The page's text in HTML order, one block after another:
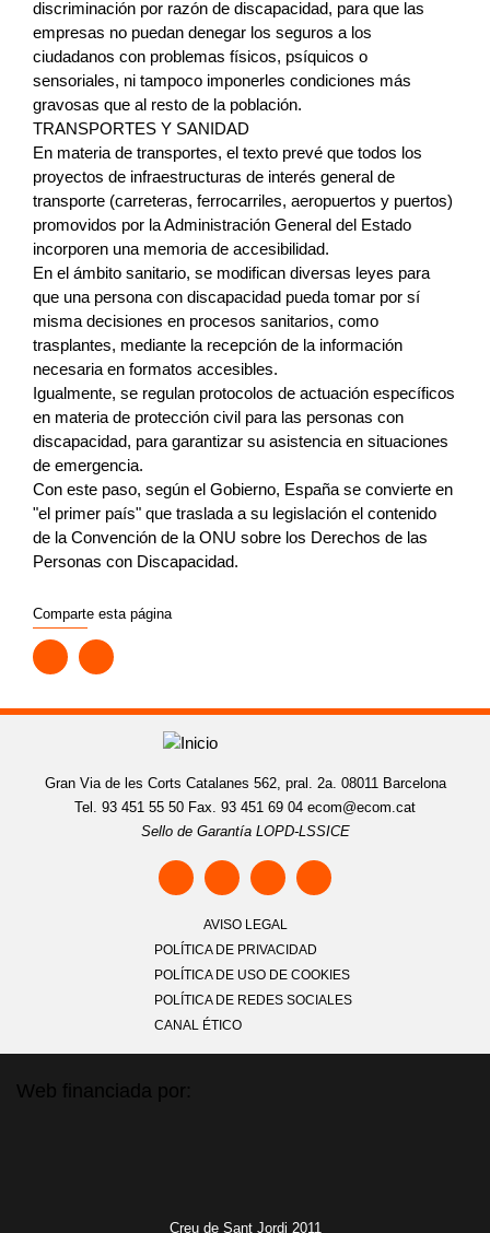
discriminación por razón de discapacidad, para que las
empresas no puedan denegar los seguros a los
ciudadanos con problemas físicos, psíquicos o
sensoriales, ni tampoco imponerles condiciones más
gravosas que al resto de la población.
TRANSPORTES Y SANIDAD
En materia de transportes, el texto prevé que todos los
proyectos de infraestructuras de interés general de
transporte (carreteras, ferrocarriles, aeropuertos y puertos)
promovidos por la Administración General del Estado
incorporen una memoria de accesibilidad.
En el ámbito sanitario, se modifican diversas leyes para
que una persona con discapacidad pueda tomar por sí
misma decisiones en procesos sanitarios, como
trasplantes, mediante la recepción de la información
necesaria en formatos accesibles.
Igualmente, se regulan protocolos de actuación específicos
en materia de protección civil para las personas con
discapacidad, para garantizar su asistencia en situaciones
de emergencia.
Con este paso, según el Gobierno, España se convierte en
"el primer país" que traslada a su legislación el contenido
de la Convención de la ONU sobre los Derechos de las
Personas con Discapacidad.
Comparte esta página
Gran Via de les Corts Catalanes 562, pral. 2a. 08011 Barcelona
Tel. 93 451 55 50 Fax. 93 451 69 04 ecom@ecom.cat
Sello de Garantía LOPD-LSSICE
AVISO LEGAL
POLÍTICA DE PRIVACIDAD
POLÍTICA DE USO DE COOKIES
POLÍTICA DE REDES SOCIALES
CANAL ÉTICO
Web financiada por:
Creu de Sant Jordi 2011